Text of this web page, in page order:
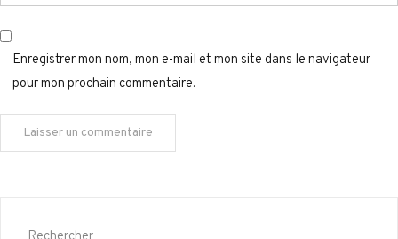
Enregistrer mon nom, mon e-mail et mon site dans le navigateur
pour mon prochain commentaire.